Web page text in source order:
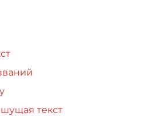
текст